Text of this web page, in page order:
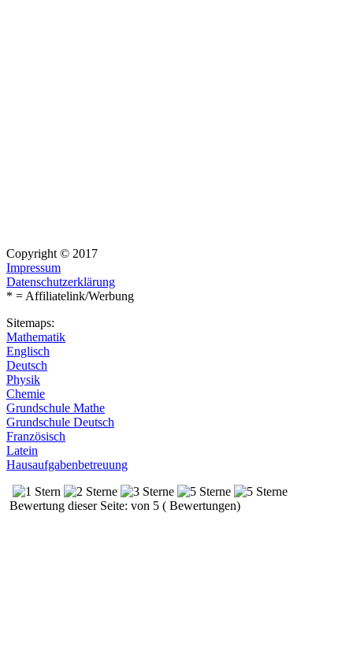
Copyright © 2017
Impressum
Datenschutzerklärung
* = Affiliatelink/Werbung
Sitemaps:
Mathematik
Englisch
Deutsch
Physik
Chemie
Grundschule Mathe
Grundschule Deutsch
Französisch
Latein
Hausaufgabenbetreuung
Bewertung dieser Seite: von 5 ( Bewertungen)